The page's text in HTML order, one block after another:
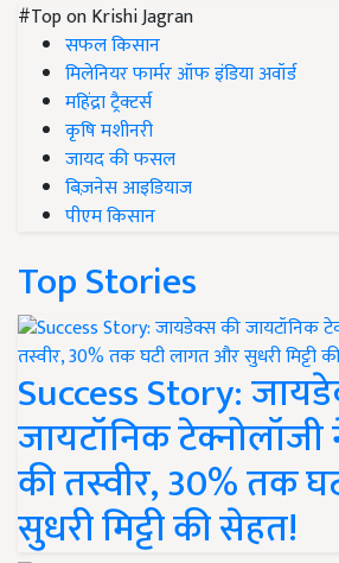
#Top on Krishi Jagran
सफल किसान
मिलेनियर फार्मर ऑफ इंडिया अवॉर्ड
महिंद्रा ट्रैक्टर्स
कृषि मशीनरी
जायद की फसल
बिज़नेस आइडियाज
पीएम किसान
Top Stories
Success Story:
जायटॉनिक
की तस्वीर, 30% तक
सुधरी मिट्टी की सेहत!